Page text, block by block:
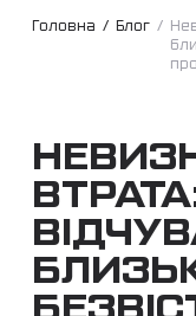
Головна /Блог /